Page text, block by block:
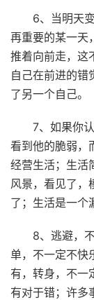
6、当明天
再重要的某一天
推着向前走，这
自己在前进的错
了另一个自己。
7、如果你
看到他的脆弱，
经营生活；生活
风景，看见了，
了；生活是一个
8、逃避，
单，不一定不快
有，转身，不一
有对于错；许多